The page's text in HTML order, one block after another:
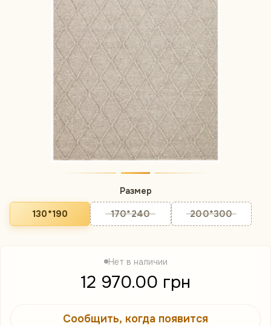
Размер
130*190 170*240 200*300
Нет в наличии
12 970.00 грн
Сообщить, когда появится